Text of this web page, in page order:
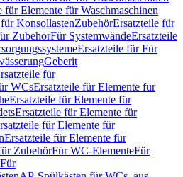
für Elemente für Waschmaschinen
KonsollastenZubehörErsatzteile für
ZubehörFür SystemwändeErsatzteile
Ersatzteile für Für
Geberit
für
WCsErsatzteile für Elemente für
Ersatzteile für Elemente für
Ersatzteile für Elemente für
für Elemente für
Ersatzteile für Elemente für
ZubehörFür WC-ElementeFür